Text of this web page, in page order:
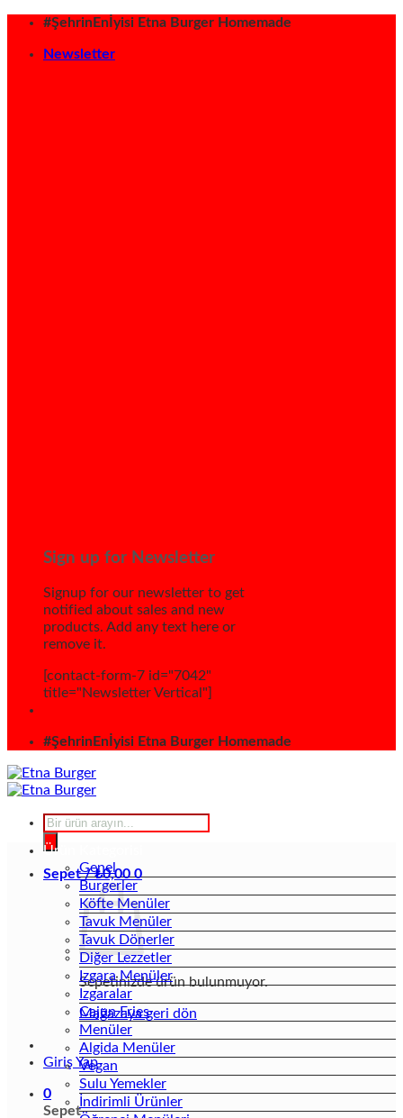
İçeriğe#ŞehrinEnİyisi Etna Burger Homemade
Newsletter
Sign up for Newsletter
Signup for our newsletter to get
notified about sales and new
products. Add any text here or
remove it.
[contact-form-7 id="7042"
title="Newsletter Vertical"]
#ŞehrinEnİyisi Etna Burger Homemade
Products
search
Sepet /₺0,00 0
Sepetinizde ürün bulunmuyor.
Mağazaya geri dön
Giriş Yap
0
Sepet
Ürün Kategorisi
Genel
Burgerler
Köfte Menüler
Tavuk Menüler
Tavuk Dönerler
Diğer Lezzetler
Izgara Menüler
Izgaralar
Cajun Fries
Menüler
Algida Menüler
Vegan
Sulu Yemekler
İndirimli Ürünler